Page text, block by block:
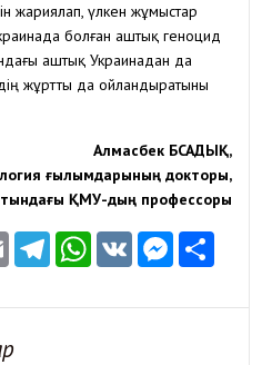
жариялап, үлкен жұмыстар
болған аштық геноцид
аштық Украинадан да
жұртты да ойландыратыны
Алмасбек ӘБСАДЫҚ,
ғылымдарының докторы,
ҚМУ-дың профессоры
EmailTelegram
WhatsApp
VK